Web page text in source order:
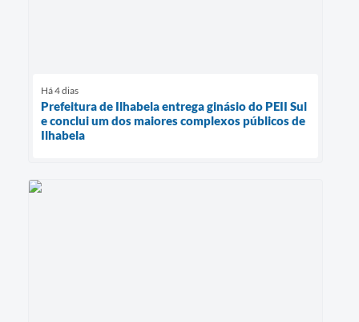
Há 4 dias
Prefeitura de Ilhabela entrega ginásio do PEII Sul
e conclui um dos maiores complexos públicos de
Ilhabela